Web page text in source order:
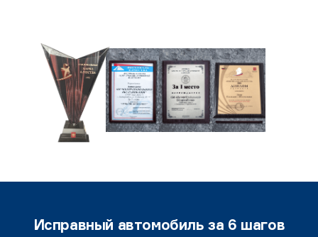
Исправный автомобиль за 6 шагов